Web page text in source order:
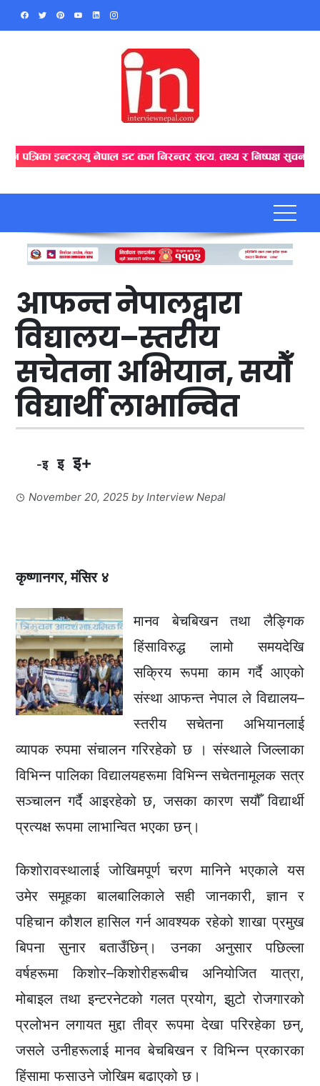
Skip
आफन्त नेपालद्वारा
विद्यालय–स्तरीय
सचेतना अभियान, सयौँ
विद्यार्थी लाभान्वित
-इ इ इ+
November 20, 2025 byInterview Nepal
कृष्णानगर, मंसिर ४
मानव बेचबिखन तथा लैङ्गिक
हिंसाविरुद्ध लामो समयदेखि
सक्रिय रूपमा काम गर्दै आएको
संस्था आफन्त नेपाल ले विद्यालय–
स्तरीय सचेतना अभियानलाई
व्यापक रुपमा संचालन गरिरहेको छ । संस्थाले जिल्लाका
विभिन्न पालिका विद्यालयहरूमा विभिन्न सचेतनामूलक सत्र
सञ्चालन गर्दै आइरहेको छ, जसका कारण सयौँ विद्यार्थी
प्रत्यक्ष रूपमा लाभान्वित भएका छन्।
किशोरावस्थालाई जोखिमपूर्ण चरण मानिने भएकाले यस
उमेर समूहका बालबालिकाले सही जानकारी, ज्ञान र
पहिचान कौशल हासिल गर्न आवश्यक रहेको शाखा प्रमुख
बिपना सुनार बताउँछिन्। उनका अनुसार पछिल्ला
वर्षहरूमा किशोर–किशोरीहरूबीच अनियोजित यात्रा,
मोबाइल तथा इन्टरनेटको गलत प्रयोग, झुटो रोजगारको
प्रलोभन लगायत मुद्दा तीव्र रूपमा देखा परिरहेका छन्,
जसले उनीहरूलाई मानव बेचबिखन र विभिन्न प्रकारका
हिंसामा फसाउने जोखिम बढाएको छ।